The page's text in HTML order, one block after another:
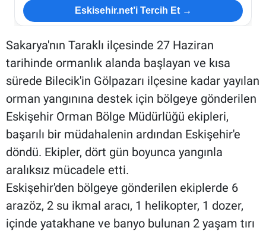
Eskisehir.net’i Tercih Et →
Sakarya'nın Taraklı ilçesinde 27 Haziran
tarihinde ormanlık alanda başlayan ve kısa
sürede Bilecik'in Gölpazarı ilçesine kadar yayılan
orman yangınına destek için bölgeye gönderilen
Eskişehir Orman Bölge Müdürlüğü ekipleri,
başarılı bir müdahalenin ardından Eskişehir'e
döndü. Ekipler, dört gün boyunca yangınla
aralıksız mücadele etti.
Eskişehir'den bölgeye gönderilen ekiplerde 6
arazöz, 2 su ikmal aracı, 1 helikopter, 1 dozer,
içinde yatakhane ve banyo bulunan 2 yaşam tırı
Eskişehir Tramvay Saatleri
Eskişehir Otobüs Saatleri